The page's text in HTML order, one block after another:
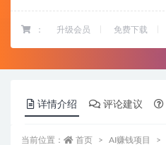
： 升级会员 免费下载
详情介绍 评论建议
当前位置： 首页 AI赚钱项目